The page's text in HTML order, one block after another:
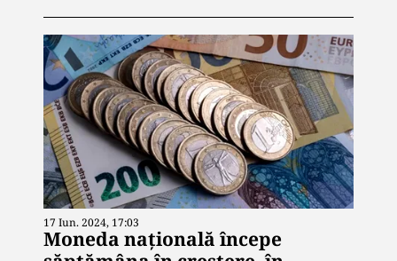
17 Iun. 2024, 17:03
Moneda națională începe